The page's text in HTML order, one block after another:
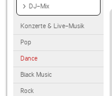
DJ-Mix
Konzerte & Live-Musik
Pop
Dance
Black Music
Rock